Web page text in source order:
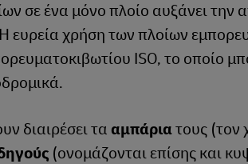
σε ένα μόνο πλοίο αυξάνει την
ευρεία χρήση των πλοίων
ISO, το οποίο
διαιρέσει τα αμπάριατους (τον
(ονομάζονται επίσης και